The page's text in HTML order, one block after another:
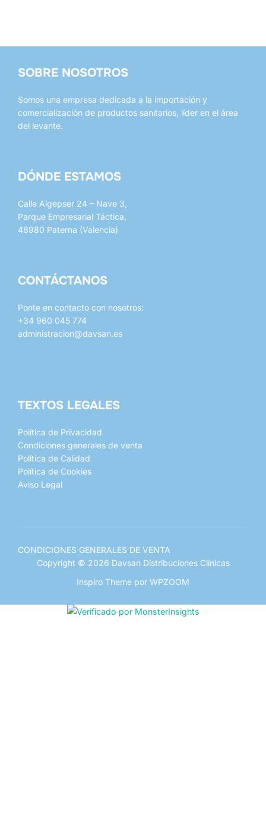
SOBRE NOSOTROS
Somos una empresa dedicada a la importación y
comercialización de productos sanitarios, líder en el área
del levante.
DÓNDE ESTAMOS
Calle Algepser 24 – Nave 3,
Parque Empresarial Táctica,
46980 Paterna (Valencia)
CONTÁCTANOS
Ponte en contacto con nosotros:
+34 960 045 774
administracion@davsan.es
TEXTOS LEGALES
Política de Privacidad
Condiciones generales de venta
Política de Calidad
Política de Cookies
Aviso Legal
CONDICIONES GENERALES DE VENTA
Copyright © 2026 Davsan Distribuciones Clínicas
Inspiro Theme por WPZOOM